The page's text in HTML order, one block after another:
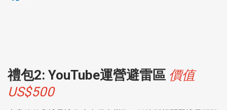
禮包2: YouTube運營避雷區 價值
US$500